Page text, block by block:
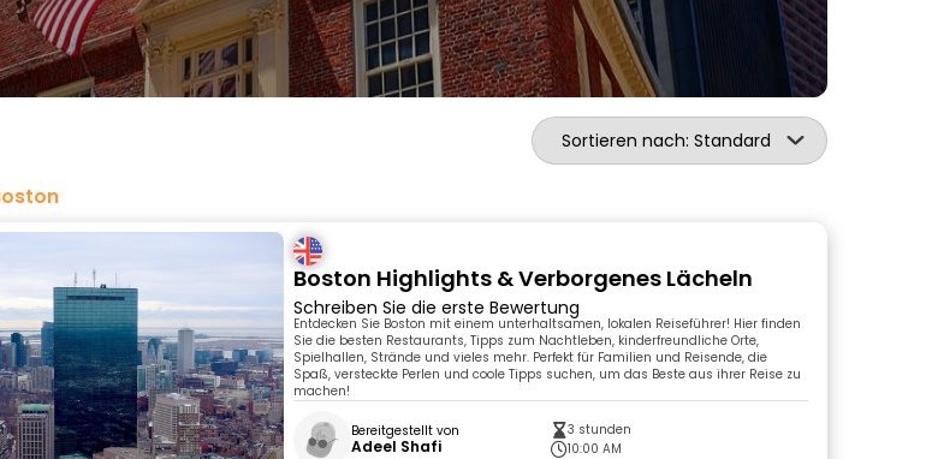
Sortieren nach: Standard
Boston Highlights & Verborgenes Lächeln
Schreiben Sie die erste Bewertung
Entdecken Sie Boston mit einem unterhaltsamen, lokalen Reiseführer! Hier finden
Sie die besten Restaurants, Tipps zum Nachtleben, kinderfreundliche Orte,
Spielhallen, Strände und vieles mehr. Perfekt für Familien und Reisende, die
Spaß, versteckte Perlen und coole Tipps suchen, um das Beste aus ihrer Reise zu
machen!
Bereitgestellt von
Adeel Shafi
3 stunden
10:00 AM